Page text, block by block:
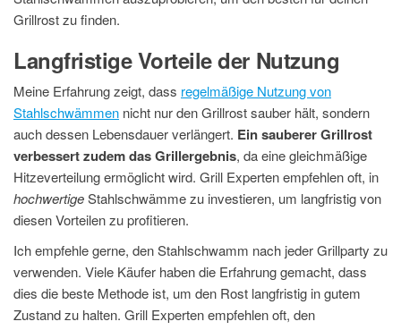
Grillrost zu finden.
Langfristige Vorteile der Nutzung
Meine Erfahrung zeigt, dass regelmäßige Nutzung von
Stahlschwämmen nicht nur den Grillrost sauber hält, sondern
auch dessen Lebensdauer verlängert. Ein sauberer Grillrost
verbessert zudem das Grillergebnis, da eine gleichmäßige
Hitzeverteilung ermöglicht wird. Grill Experten empfehlen oft, in
hochwertigeStahlschwämme zu investieren, um langfristig von
diesen Vorteilen zu profitieren.
Ich empfehle gerne, den Stahlschwamm nach jeder Grillparty zu
verwenden. Viele Käufer haben die Erfahrung gemacht, dass
dies die beste Methode ist, um den Rost langfristig in gutem
Zustand zu halten. Grill Experten empfehlen oft, den